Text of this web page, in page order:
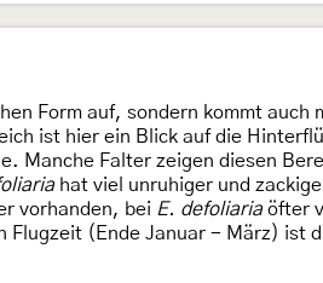
Form auf, sondern kommt auch
ist hier ein Blick auf die
Manche Falter zeigen diesen
hat viel unruhiger und
vorhanden, bei E. defoliariaöfter
Flugzeit (Ende Januar - März) ist